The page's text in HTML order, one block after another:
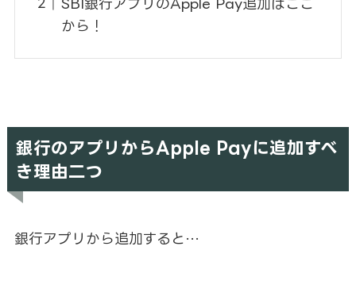
から！
銀行のアプリからApple Payに追加すべ
き理由二つ
銀行アプリから追加すると…